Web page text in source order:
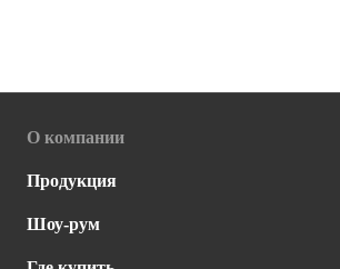
О компании
Продукция
Шоу-рум